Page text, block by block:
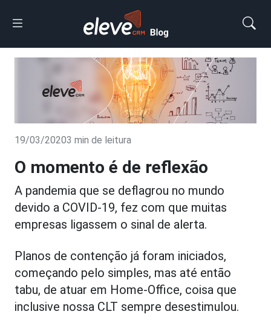
19/03/20203 min de leitura
O momento é de reflexão
A pandemia que se deflagrou no mundo
devido a COVID-19, fez com que muitas
empresas ligassem o sinal de alerta.
Planos de contenção já foram iniciados,
começando pelo simples, mas até então
tabu, de atuar em Home-Office, coisa que
inclusive nossa CLT sempre desestimulou.